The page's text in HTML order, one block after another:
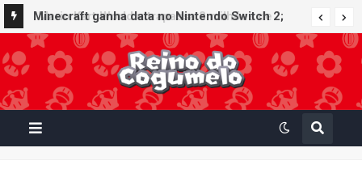
Minecraft ganha data no Nintendo Switch 2;
Super Mario Mash-Up receberá atualização
gráfica exclusiva